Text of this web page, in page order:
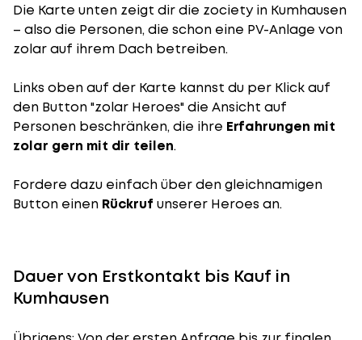
Die Karte unten zeigt dir die zociety in Kumhausen
– also die Personen, die schon eine PV-Anlage von
zolar auf ihrem Dach betreiben.
Links oben auf der Karte kannst du per Klick auf
den Button "zolar Heroes" die Ansicht auf
Personen beschränken, die ihre Erfahrungen mit
zolar gern mit dir teilen.
Fordere dazu einfach über den gleichnamigen
Button einen Rückruf unserer Heroes an.
Dauer von Erstkontakt bis Kauf in
Kumhausen